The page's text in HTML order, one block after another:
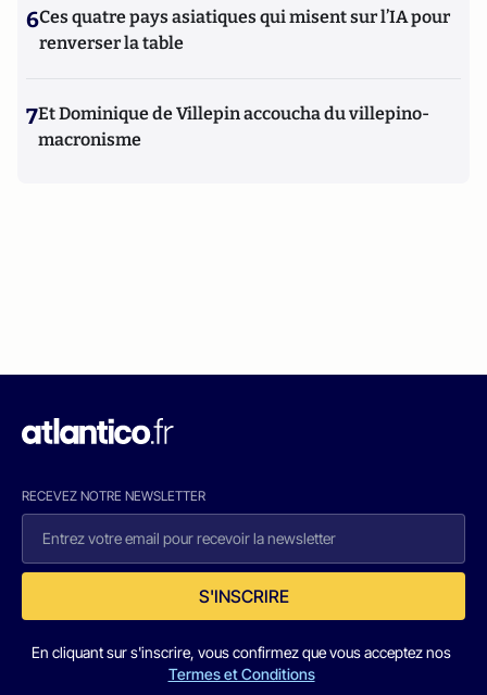
6Ces quatre pays asiatiques qui misent sur l’IA pour
renverser la table
7Et Dominique de Villepin accoucha du villepino-
macronisme
RECEVEZ NOTRE NEWSLETTER
S'INSCRIRE
En cliquant sur s'inscrire, vous confirmez que vous acceptez nos
Termes et Conditions